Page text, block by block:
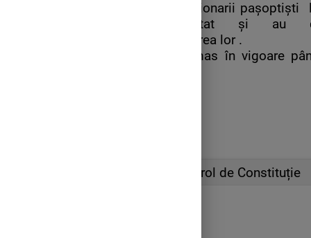
revoluționarii pașoptiști
contestat și au
înlocuirea lor .
Au ramas în vigoare
Acte cu rol de Constituție